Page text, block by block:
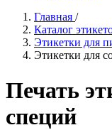
Главная /
Каталог
Этикетки для
Этикетки для
Печать
специй